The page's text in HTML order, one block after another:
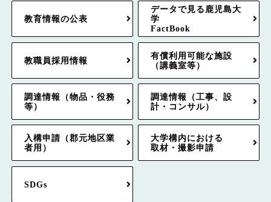
教育情報の公表
データで見る鹿児島大
学
FactBook
教職員採用情報
有償利用可能な施設
（講義室等）
調達情報（物品・役務
等）
調達情報（工事、設
計・コンサル）
入構申請（郡元地区業
者用）
大学構内における
取材・撮影申請
SDGs